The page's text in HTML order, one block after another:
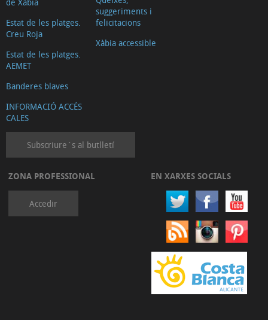
Estat de les platges.
Creu Roja
Estat de les platges.
AEMET
Banderes blaves
INFORMACIÓ ACCÉS
CALES
suggeriments i
felicitacions
Xàbia accessible
Subscriure´s al butlletí
ZONA PROFESSIONAL
Accedir
EN XARXES SOCIALS